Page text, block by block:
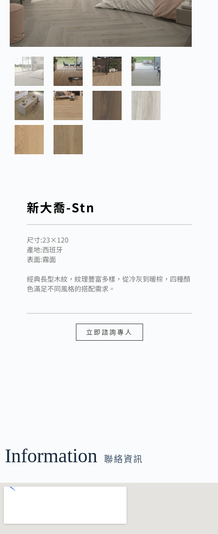
新大喬-Stn
尺寸:23×120
產地:西班牙
表面:霧面
經典長型木紋，紋理豐富多樣，從冷灰到暖棕，四種顏
色滿足不同風格的搭配需求。
立即諮詢專人
Information 聯絡資訊